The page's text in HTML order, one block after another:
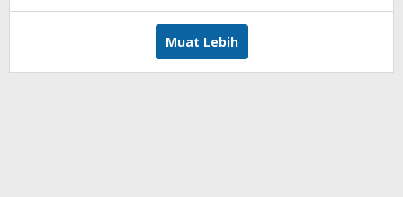
Muat Lebih